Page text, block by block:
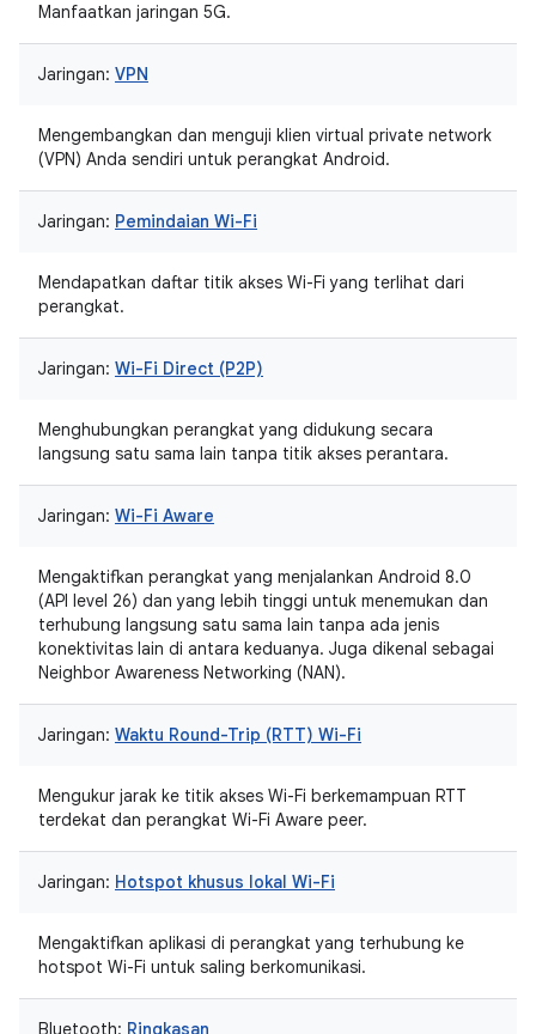
Manfaatkan jaringan 5G.
Jaringan: VPN
Mengembangkan dan menguji klien virtual private network
(VPN) Anda sendiri untuk perangkat Android.
Jaringan: Pemindaian Wi-Fi
Mendapatkan daftar titik akses Wi-Fi yang terlihat dari
perangkat.
Jaringan: Wi-Fi Direct (P2P)
Menghubungkan perangkat yang didukung secara
langsung satu sama lain tanpa titik akses perantara.
Jaringan: Wi-Fi Aware
Mengaktifkan perangkat yang menjalankan Android 8.0
(API level 26) dan yang lebih tinggi untuk menemukan dan
terhubung langsung satu sama lain tanpa ada jenis
konektivitas lain di antara keduanya. Juga dikenal sebagai
Neighbor Awareness Networking (NAN).
Jaringan: Waktu Round-Trip (RTT) Wi-Fi
Mengukur jarak ke titik akses Wi-Fi berkemampuan RTT
terdekat dan perangkat Wi-Fi Aware peer.
Jaringan: Hotspot khusus lokal Wi-Fi
Mengaktifkan aplikasi di perangkat yang terhubung ke
hotspot Wi-Fi untuk saling berkomunikasi.
Bluetooth: Ringkasan